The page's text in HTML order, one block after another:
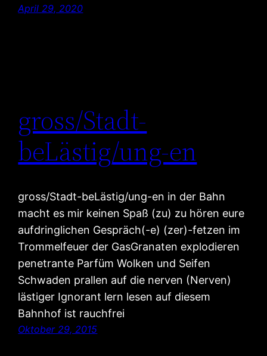
April 29, 2020
gross/Stadt-
beLästig/ung-en
gross/Stadt-beLästig/ung-en in der Bahn
macht es mir keinen Spaß (zu) zu hören eure
aufdringlichen Gespräch(-e) (zer)-fetzen im
Trommelfeuer der GasGranaten explodieren
penetrante Parfüm Wolken und Seifen
Schwaden prallen auf die nerven (Nerven)
lästiger Ignorant lern lesen auf diesem
Bahnhof ist rauchfrei
Oktober 29, 2015